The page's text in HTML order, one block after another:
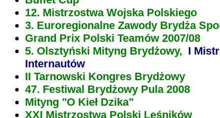
12. Mistrzostwa Wojska Polskiego
3. Euroregionalne Zawody Brydża
Grand Prix Polski Teamów 2007/08
5. Olsztyński Mityng Brydżowy, I
Internautów
II Tarnowski Kongres Brydżowy
47. Festiwal Brydżowy Pula 2008
Mityng "O Kieł Dzika"
XXI Mistrzostwa Polski Leśników